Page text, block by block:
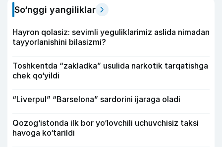
So‘nggi yangiliklar
Hayron qolasiz: sevimli yeguliklarimiz aslida nimadan
tayyorlanishini bilasizmi?
Toshkentda “zakladka” usulida narkotik tarqatishga
chek qo‘yildi
“Liverpul” “Barselona” sardorini ijaraga oladi
Qozog‘istonda ilk bor yo‘lovchili uchuvchisiz taksi
havoga ko‘tarildi